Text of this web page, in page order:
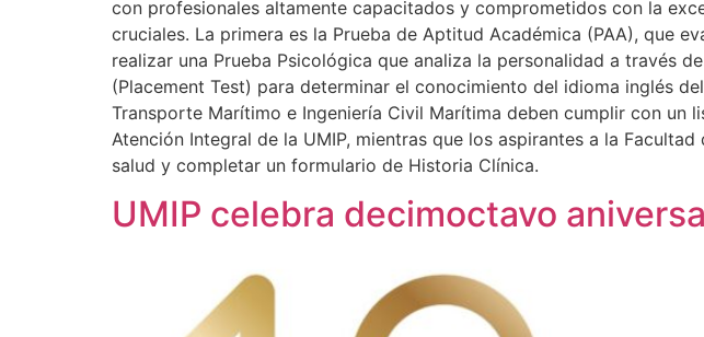
con profesionales altamente capacitados y comprometidos con la
cruciales. La primera es la Prueba de Aptitud Académica (PAA), que
realizar una Prueba Psicológica que analiza la personalidad a través
(Placement Test) para determinar el conocimiento del idioma inglés
Transporte Marítimo e Ingeniería Civil Marítima deben cumplir con un
Atención Integral de la UMIP, mientras que los aspirantes a la
salud y completar un formulario de Historia Clínica.
UMIP celebra decimoctavo